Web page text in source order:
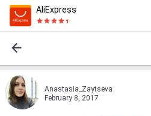
AliExpress
Anastasia_Zaytseva
February 8, 2017